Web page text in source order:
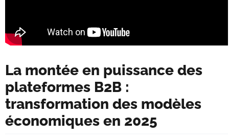
La montée en puissance des
plateformes B2B :
transformation des modèles
économiques en 2025